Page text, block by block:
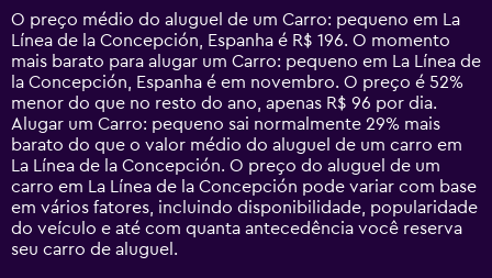
14
categories.
The
chart
has
1
Y
axis
displaying
values.
Range:
0
to
O preço médio do aluguel de um Carro: pequeno em La
Línea de la Concepción, Espanha é R$ 196. O momento
mais barato para alugar um Carro: pequeno em La Línea de
la Concepción, Espanha é em novembro. O preço é 52%
menor do que no resto do ano, apenas R$ 96 por dia.
Alugar um Carro: pequeno sai normalmente 29% mais
barato do que o valor médio do aluguel de um carro em
La Línea de la Concepción. O preço do aluguel de um
carro em La Línea de la Concepción pode variar com base
em vários fatores, incluindo disponibilidade, popularidade
do veículo e até com quanta antecedência você reserva
seu carro de aluguel.